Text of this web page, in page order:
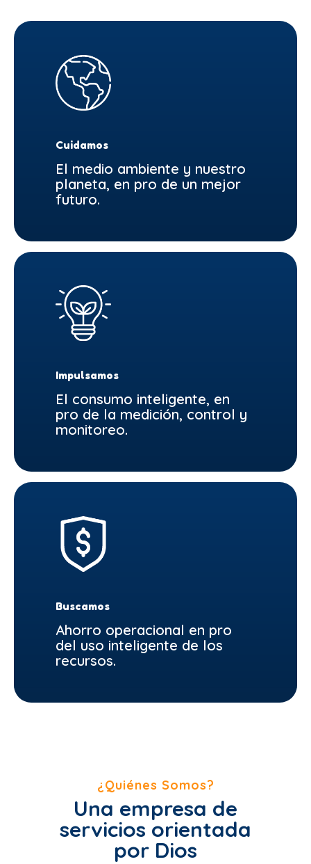
Cuidamos
El medio ambiente y nuestro
planeta, en pro de un mejor
futuro.
Impulsamos
El consumo inteligente, en
pro de la medición, control y
monitoreo.
Buscamos
Ahorro operacional en pro
del uso inteligente de los
recursos.
¿Quiénes Somos?
Una empresa de
servicios orientada
por Dios